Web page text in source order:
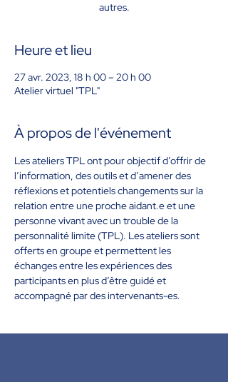
autres.
Heure et lieu
27 avr. 2023, 18 h 00 – 20 h 00
Atelier virtuel "TPL"
À propos de l'événement
Les ateliers TPL ont pour objectif d’offrir de
l’information, des outils et d’amener des
réflexions et potentiels changements sur la
relation entre une proche aidant.e et une
personne vivant avec un trouble de la
personnalité limite (TPL). Les ateliers sont
offerts en groupe et permettent les
échanges entre les expériences des
participants en plus d’être guidé et
accompagné par des intervenants-es.